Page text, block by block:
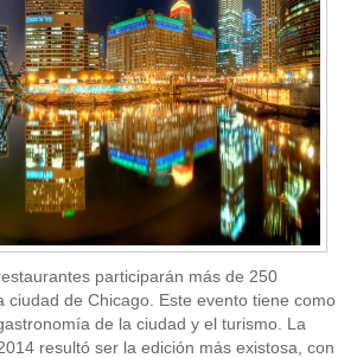
participarán más de 250
ciudad de Chicago. Este evento tiene como
de la ciudad y el turismo. La
resultó ser la edición más existosa, con